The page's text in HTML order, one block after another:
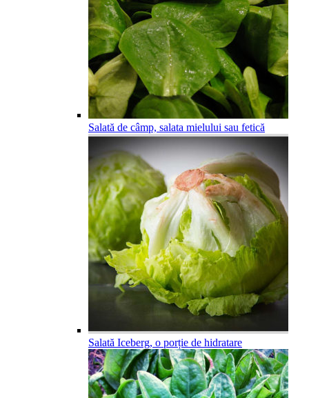
Salată de câmp, salata mielului sau fetică
Salată Iceberg, o porție de hidratare